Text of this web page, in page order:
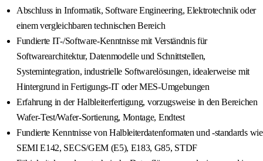
Abschluss in Informatik, Software Engineering, Elektrotechnik oder
einem vergleichbaren technischen Bereich
Fundierte IT-/Software-Kenntnisse mit Verständnis für
Softwarearchitektur, Datenmodelle und Schnittstellen,
Systemintegration, industrielle Softwarelösungen, idealerweise mit
Hintergrund in Fertigungs-IT oder MES-Umgebungen
Erfahrung in der Halbleiterfertigung, vorzugsweise in den Bereichen
Wafer-Test/Wafer-Sortierung, Montage, Endtest
Fundierte Kenntnisse von Halbleiterdatenformaten und -standards wie
SEMI E142, SECS/GEM (E5), E183, G85, STDF